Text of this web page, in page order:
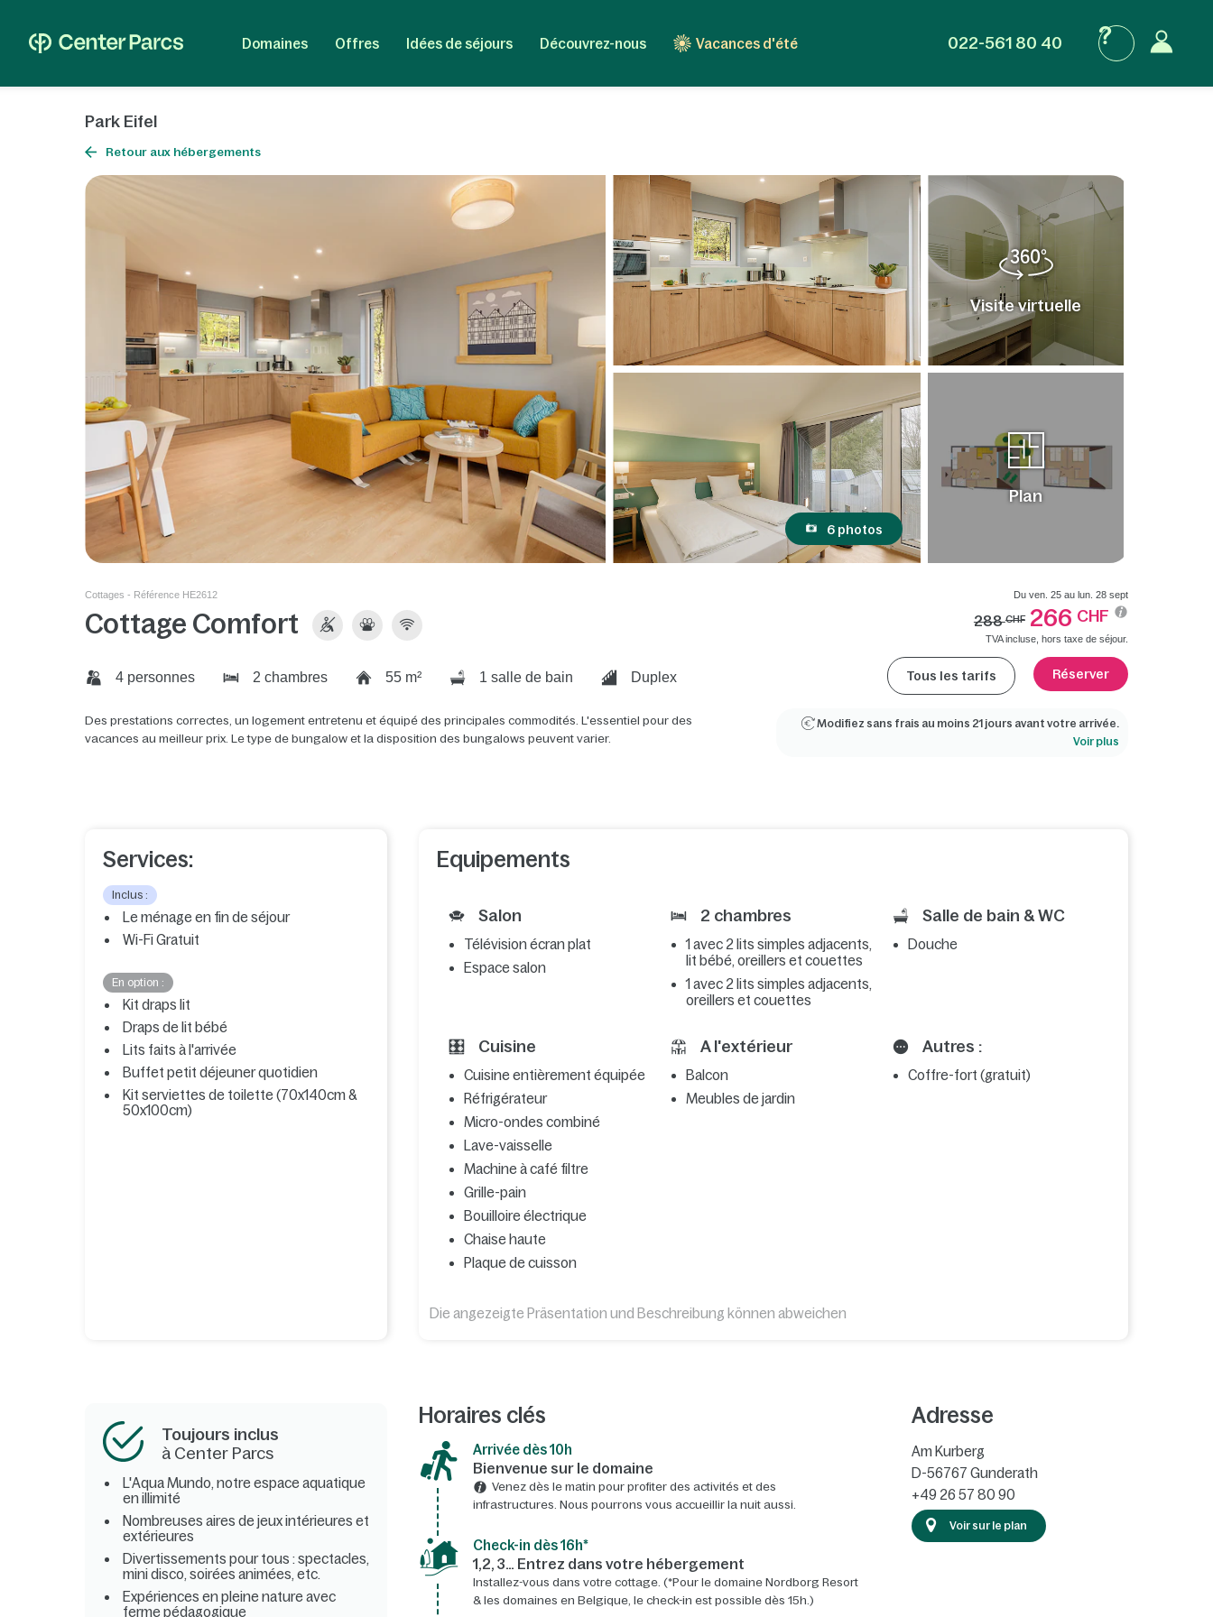
Domaines Offres Idées de séjours Découvrez-nous Vacances d'été 022-561 80 40
Park Eifel
Retour aux hébergements
6 photos
Visite virtuelle
Plan
Cottages - Référence HE2612
Cottage Comfort
4 personnes 2 chambres 55 m² 1 salle de bain Duplex
Des prestations correctes, un logement entretenu et équipé des principales commodités. L'essentiel pour des
vacances au meilleur prix. Le type de bungalow et la disposition des bungalows peuvent varier.
Du ven. 25 au lun. 28 sept
288CHF 266 CHF
TVA incluse, hors taxe de séjour.
Tous les tarifs Réserver
Modifiez sans frais au moins 21 jours avant votre arrivée.
Voir plus
Services:
Inclus :
Le ménage en fin de séjour
Wi-Fi Gratuit
En option :
Kit draps lit
Draps de lit bébé
Lits faits à l'arrivée
Buffet petit déjeuner quotidien
Kit serviettes de toilette (70x140cm &
50x100cm)
Equipements
Salon
Télévision écran plat
Espace salon
2 chambres
1 avec 2 lits simples adjacents,
lit bébé, oreillers et couettes
1 avec 2 lits simples adjacents,
oreillers et couettes
Salle de bain & WC
Douche
Cuisine
Cuisine entièrement équipée
Réfrigérateur
Micro-ondes combiné
Lave-vaisselle
Machine à café filtre
Grille-pain
Bouilloire électrique
Chaise haute
Plaque de cuisson
A l'extérieur
Balcon
Meubles de jardin
Autres :
Coffre-fort (gratuit)
Die angezeigte Präsentation und Beschreibung können abweichen
Toujours inclus
à Center Parcs
L'Aqua Mundo, notre espace aquatique
en illimité
Nombreuses aires de jeux intérieures et
extérieures
Divertissements pour tous : spectacles,
mini disco, soirées animées, etc.
Expériences en pleine nature avec
ferme pédagogique
Horaires clés
Arrivée dès 10h​
Bienvenue sur le domaine​
Venez dès le matin pour profiter des activités et des
infrastructures. Nous pourrons vous accueillir la nuit aussi.
Check-in dès 16h*​
1,2, 3… Entrez dans votre hébergement
Installez-vous dans votre cottage. (*Pour le domaine Nordborg Resort
& les domaines en Belgique, le check-in est possible dès 15h.)
Adresse
Am Kurberg
D-56767 Gunderath
+49 26 57 80 90
Voir sur le plan